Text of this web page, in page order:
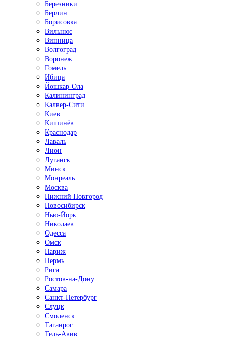
Березники
Берлин
Борисовка
Вильнюс
Винница
Волгоград
Воронеж
Гомель
Ибица
Йошкар-Ола
Калининград
Калвер-Сити
Киев
Кишинёв
Краснодар
Лаваль
Лион
Луганск
Минск
Монреаль
Москва
Нижний Новгород
Новосибирск
Нью-Йорк
Николаев
Одесса
Омск
Париж
Пермь
Рига
Ростов-на-Дону
Самара
Санкт-Петербург
Слуцк
Смоленск
Таганрог
Тель-Авив